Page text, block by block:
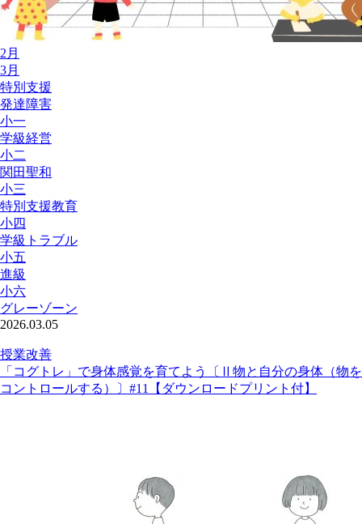
2月
3月
特別支援
発達障害
小一
学級経営
小二
関田聖和
小三
特別支援教育
小四
学級トラブル
小五
進級
小六
グレーゾーン
2026.03.05
授業改善
「コグトレ」で身体感覚を育てよう〔Ⅱ物と自分の身体（物を
コントロールする）〕#11【ダウンロードプリント付】